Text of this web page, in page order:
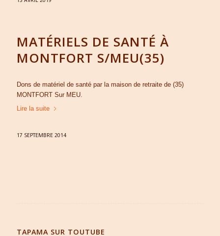
MATÉRIELS DE SANTÉ À
MONTFORT S/MEU(35)
Dons de matériel de santé par la maison de retraite de (35)
MONTFORT Sur MEU.
Lire la suite
17 SEPTEMBRE 2014
TAPAMA SUR TOUTUBE